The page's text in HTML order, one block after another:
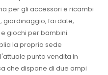
per gli accessori e ricambi
giardinaggio, fai date,
giochi per bambini.
la propria sede
punto vendita in
che dispone di due ampi